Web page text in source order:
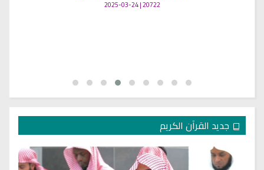
20722 | 2025-03-24
جديد القرآن الكريم